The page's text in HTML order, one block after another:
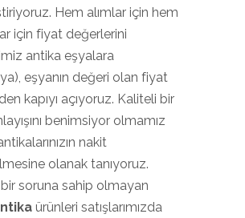
Hem alımlar için hem
için fiyat değerlerini
antika eşyalara
eşyanın değeri olan fiyat
kapıyı açıyoruz. Kaliteli bir
benimsiyor olmamız
nakit
olanak tanıyoruz.
soruna sahip olmayan
ürünleri satışlarımızda